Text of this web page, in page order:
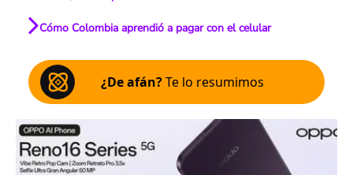
Cómo Colombia aprendió a pagar con el celular
¿De afán?Te lo resumimos